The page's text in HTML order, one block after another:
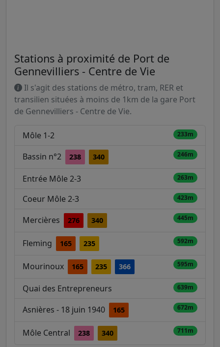
Stations à proximité de Port de
Gennevilliers - Centre de Vie
Il s'agit des stations de métro, tram, RER et
transilien situées à moins de 1km de la gare Port
de Gennevilliers - Centre de Vie.
Môle 1-2 233m
Bassin n°2 238 340 246m
Entrée Môle 2-3 263m
Coeur Môle 2-3 423m
Mercières 276 340 445m
Fleming 165 235 592m
Mourinoux 165 235 366 595m
Quai des Entrepreneurs 639m
Asnières - 18 juin 1940 165 672m
Môle Central 238 340 711m